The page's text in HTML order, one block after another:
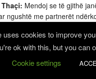
Mendoj se të gjithë
ngushtë me partnerët
Kosovë-Serbi, duke
ligjore por edhe
së të ardhmes mendoj
Kosovë-Serbi do të
uses cookies to improve
ok with this, but you can
Cookie settings